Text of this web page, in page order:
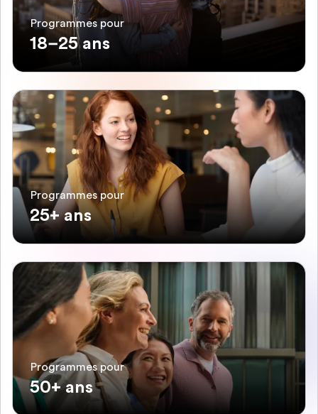
Programmes pour
18–25 ans
Programmes pour
25+ ans
Programmes pour
50+ ans